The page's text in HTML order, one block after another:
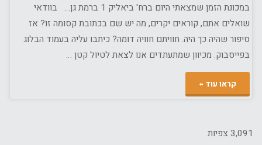
במכונת הזמן שמצאתי היום ברח' ביאליק 1 ברמת גן… בוודאי
שואלים אתם, קוראים יקרים, מה יש שם בכתובת קסומה זו? אז
סיפור שהיה כך היה. חוויתם חוויה דומה? כיתבו עליה בעמוד הבלוג
בפייסבוק. מכיוון שמתעתדים אנו לצאת לטיול קטן …
קראו עוד
3,091 צפיות